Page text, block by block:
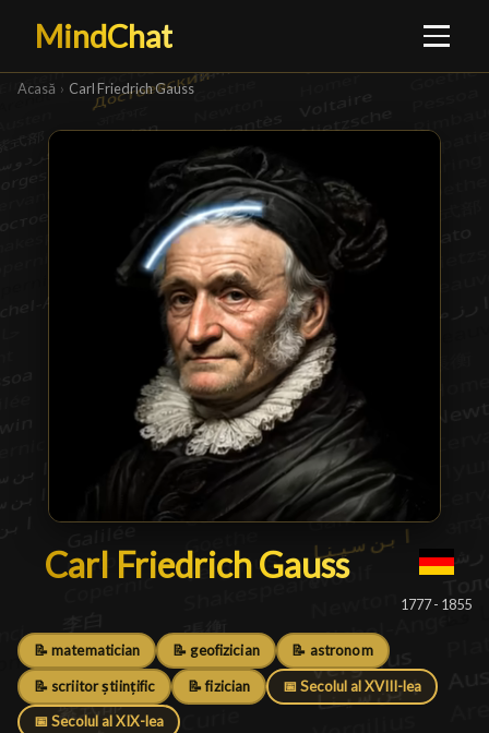
MindChat
Acasă › Carl Friedrich Gauss
Carl Friedrich Gauss
Carl Friedrich Gauss█
1777 - 1855
📝 matematician 📝 geofizician 📝 astronom
📝 scriitor științific 📝 fizician 📅 Secolul al XVIII-lea
📅 Secolul al XIX-lea